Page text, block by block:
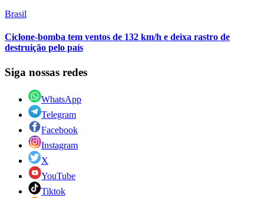
Brasil
Ciclone-bomba tem ventos de 132 km/h e deixa rastro de
destruição pelo país
Siga nossas redes
WhatsApp
Telegram
Facebook
Instagram
X
YouTube
Tiktok